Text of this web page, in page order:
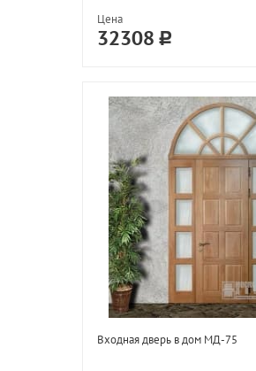
Цена
32308
Входная дверь в дом МД-75